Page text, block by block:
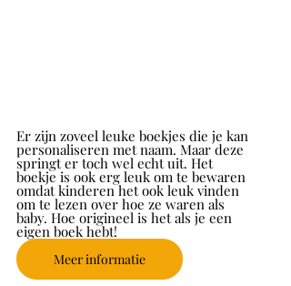
Er zijn zoveel leuke boekjes die je kan
personaliseren met naam. Maar deze
springt er toch wel echt uit. Het
boekje is ook erg leuk om te bewaren
omdat kinderen het ook leuk vinden
om te lezen over hoe ze waren als
baby. Hoe origineel is het als je een
eigen boek hebt!
Meer informatie